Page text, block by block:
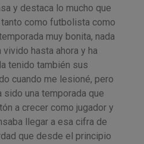
y destaca lo mucho que
tanto como futbolista como
muy bonita, nada
hasta ahora y ha
tenido también sus
cuando me lesioné, pero
sido una temporada que
a crecer como jugador y
llegar a esa cifra de
que desde el principio